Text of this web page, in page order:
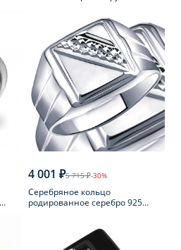
4 001 ₽5 715 ₽-30%
Серебряное кольцо
родированное серебро 925